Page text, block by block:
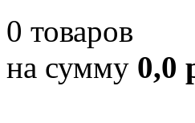
0 товаров
на сумму 0,0